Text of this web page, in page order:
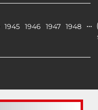
1945 1946 1947 1948 …